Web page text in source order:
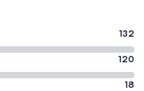
132
120
18